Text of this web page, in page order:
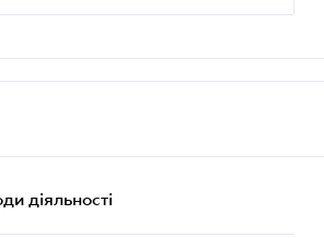
діяльності